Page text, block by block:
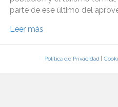
parte de ese último del
Leer más
Política de Privacidad|